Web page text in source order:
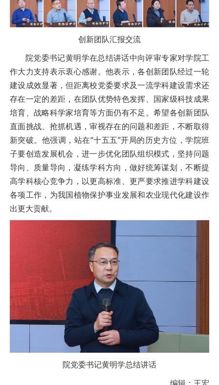
创新团队汇报交流
院党委书记黄明学在总结讲话中向评审专家对学院工
作大力支持表示衷心感谢。他表示，各创新团队经过一轮
建设成效显著，但距离校党委要求及一流学科建设需求还
存在一定的差距，在团队优势特色发挥、国家级科技成果
培育、战略科学家培育等方面仍有不足。希望各创新团队
直面挑战、抢抓机遇，审视存在的问题和差距，不断取得
新突破。他强调，站在“十五五”开局的历史方位，学院班
子要创造发展机会，进一步优化团队组织模式，坚持问题
导向、质量导向，凝练学科方向，做好统筹谋划，不断提
高学科核心竞争力，以更高标准、更严要求推进学科建设
各项工作，为我国植物保护事业发展和农业现代化建设作
出更大贡献。
院党委书记黄明学总结讲话